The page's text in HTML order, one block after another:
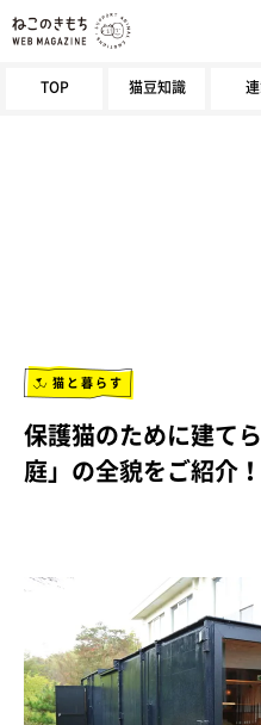
TOP 猫豆知識
猫と暮らす
保護猫のために建て
庭」の全貌をご紹介！